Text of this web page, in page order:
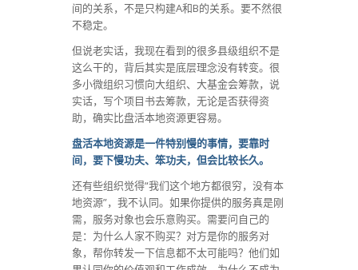
间的关系，不是只构建A和B的关系。要不然很
不稳定。
但说老实话，我现在看到的很多县级组织不是
这么干的，背后其实是底层理念没有转变。很
多小微组织习惯向大组织、大基金会筹款，说
实话，写个项目书去筹款，无论是否获得资
助，确实比盘活本地资源更容易。
盘活本地资源是一件特别慢的事情，要靠时
间，要下慢功夫、笨功夫，但会比较长久。
还有些组织觉得“我们这个地方都很穷，没有本
地资源”，我不认同。如果你提供的服务真是刚
需，服务对象也会乐意购买。需要问自己的
是：为什么人家不购买？对方是你的服务对
象，帮你转发一下信息都不太可能吗？他们如